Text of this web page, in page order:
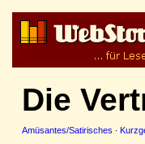
Die
Amüsantes/Satirisches ·